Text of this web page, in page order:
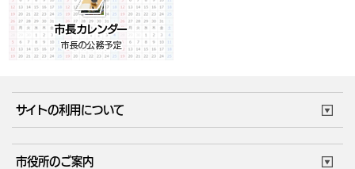
サイトの利用について
市役所のご案内